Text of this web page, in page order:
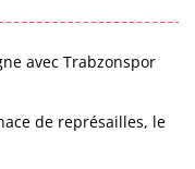
avec Trabzonspor
de représailles, le